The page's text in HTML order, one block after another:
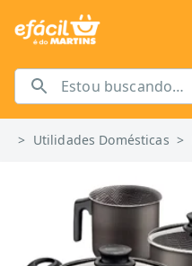
> Utilidades Domésticas >